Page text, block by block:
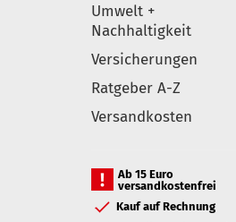
Umwelt +
Nachhaltigkeit
Versicherungen
Ratgeber A-Z
Versandkosten
Ab 15 Euro
versandkostenfrei
Kauf auf Rechnung